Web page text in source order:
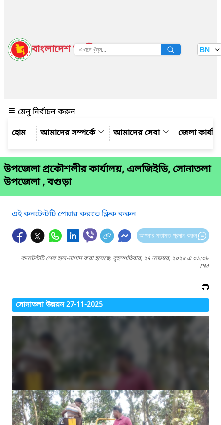
বাংলাদেশ জাতীয় তথ্য বাতায়ন BN
মেনু নির্বাচন করুন
আমাদের সম্পর্কে
আমাদের সেবা জেলা
উপজেলা প্রকৌশলীর কার্যালয়, এলজিইডি, সোনাতলা
উপজেলা , বগুড়া
এই কনটেন্টটি শেয়ার করতে ক্লিক করুন
আপনার মতামত প্রদান করুন
কনটেন্টটি শেষ হাল-নাগাদ করা হয়েছে: বৃহস্পতিবার, ২৭ নভেম্বর, ২০২৫ এ ০১:০৮
PM
সোনাতলা উন্নয়ন 27-11-2025